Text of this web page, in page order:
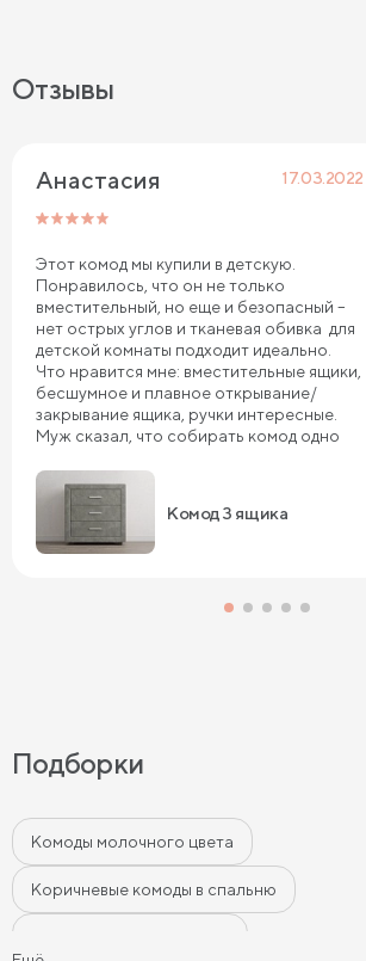
Отзывы
Анастасия 17.03.2022
Этот комод мы купили в детскую.
Понравилось, что он не только
вместительный, но еще и безопасный –
нет острых углов и тканевая обивка для
детской комнаты подходит идеально.
Что нравится мне: вместительные ящики,
бесшумное и плавное открывание/
закрывание ящика, ручки интересные.
Муж сказал, что собирать комод одно
качество похвалил. Уверена, комод 3
ящика прослужит нам долго.
Комод 3 ящика
Подборки
Комоды молочного цвета
Коричневые комоды в спальню